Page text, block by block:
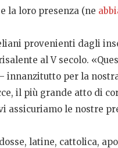
la loro presenza (ne
provenienti dagli
al V secolo.
innanzitutto per la
il più grande atto di
assicuriamo le nostre
latine, cattolica,